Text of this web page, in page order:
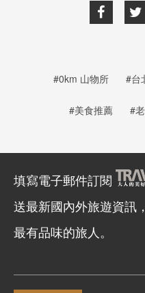
#0km 山物所 #台
#美食推薦 #
填寫電子郵件訂閱
送最新國內外旅遊資訊
最有品味的旅人。